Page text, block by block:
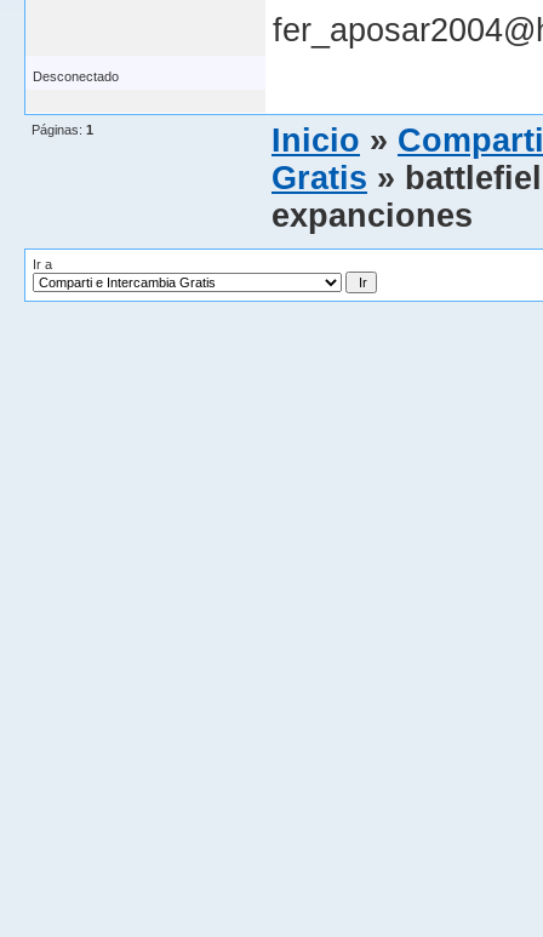
Desconectado
Páginas: 1 Inicio »
Gratis »
expanciones
Ir a